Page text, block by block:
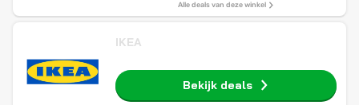
Alle deals van deze winkel
IKEA
Bekijk deals